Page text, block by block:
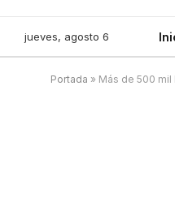
jueves, agosto 6
Portada » Más de 500